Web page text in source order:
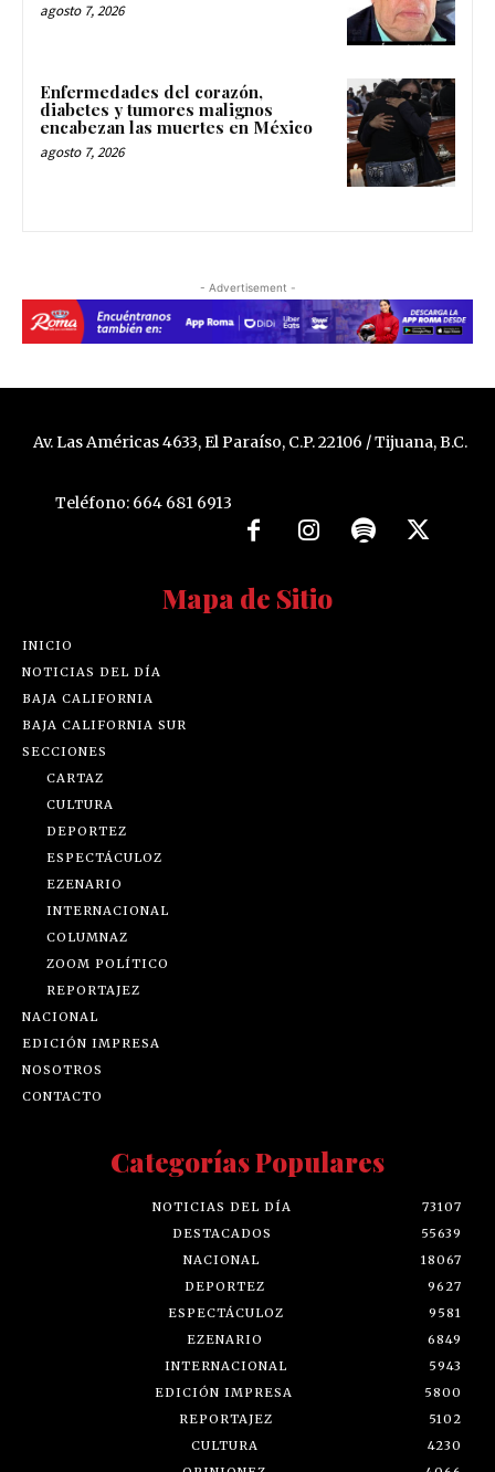
agosto 7, 2026
Enfermedades del corazón,
diabetes y tumores malignos
encabezan las muertes en México
agosto 7, 2026
- Advertisement -
Av. Las Américas 4633, El Paraíso, C.P. 22106 / Tijuana, B.C.
Teléfono: 664 681 6913
Mapa de Sitio
INICIO
NOTICIAS DEL DÍA
BAJA CALIFORNIA
BAJA CALIFORNIA SUR
SECCIONES
CARTAZ
CULTURA
DEPORTEZ
ESPECTÁCULOZ
EZENARIO
INTERNACIONAL
COLUMNAZ
ZOOM POLÍTICO
REPORTAJEZ
NACIONAL
EDICIÓN IMPRESA
NOSOTROS
CONTACTO
Categorías Populares
NOTICIAS DEL DÍA
73107
DESTACADOS
55639
NACIONAL
18067
DEPORTEZ
9627
ESPECTÁCULOZ
9581
EZENARIO
6849
INTERNACIONAL
5943
EDICIÓN IMPRESA
5800
REPORTAJEZ
5102
CULTURA
4230